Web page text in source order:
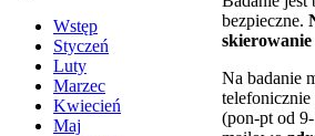
Wstęp
Styczeń
Luty
Marzec
Kwiecień
Maj
bezpieczne.
Na badanie
telefonicznie
(pon-pt od